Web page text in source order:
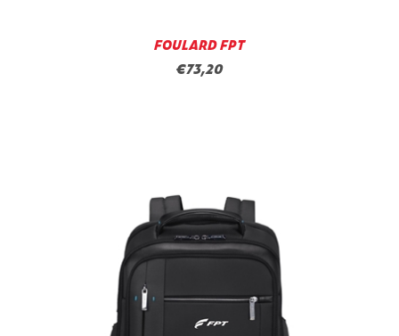
FOULARD FPT
€73,20